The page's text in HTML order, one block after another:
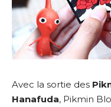
Avec la sortie des
Hanafuda, Pikmin